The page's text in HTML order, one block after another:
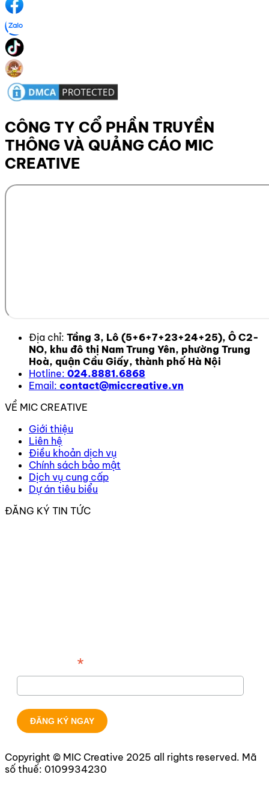
CÔNG TY CỔ PHẦN TRUYỀN
THÔNG VÀ QUẢNG CÁO MIC
CREATIVE
Địa chỉ: Tầng 3, Lô (5+6+7+23+24+25), Ô C2-
NO, khu đô thị Nam Trung Yên, phường Trung
Hoà, quận Cầu Giấy, thành phố Hà Nội
Hotline: 024.8881.6868
Email: contact@miccreative.vn
VỀ MIC CREATIVE
Giới thiệu
Liên hệ
Điều khoản dịch vụ
Chính sách bảo mật
Dịch vụ cung cấp
Dự án tiêu biểu
ĐĂNG KÝ TIN TỨC
*
Copyright © MIC Creative 2025 all rights reserved. Mã
số thuế: 0109934230